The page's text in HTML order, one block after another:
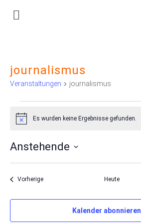
journalismus
Veranstaltungen journalismus
Veranstaltungen
HinweisEs wurden keine Ergebnisse gefunden.
Anstehende
Datum
wählen.
VorherigeVeranstaltungen Heute
Kalender abonnieren